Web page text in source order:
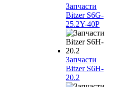
Запчасти
Bitzer S6G-
25.2Y-40P
Запчасти
Bitzer S6H-
20.2